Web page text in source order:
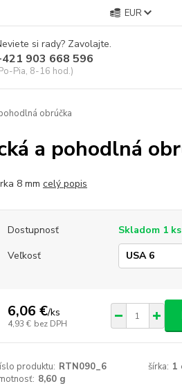
EUR
si rady? Zavolajte.
903 668 596
Pia, 8-16 hod.)
obrúčka
a pohodlná
8 mm celý popis
Dostupnosť
Skladom 1 ks
Veľkosť
6,06 €/ks
4,93 € bez DPH
produktu: RTN090_6 šírka: 1
8,60 g